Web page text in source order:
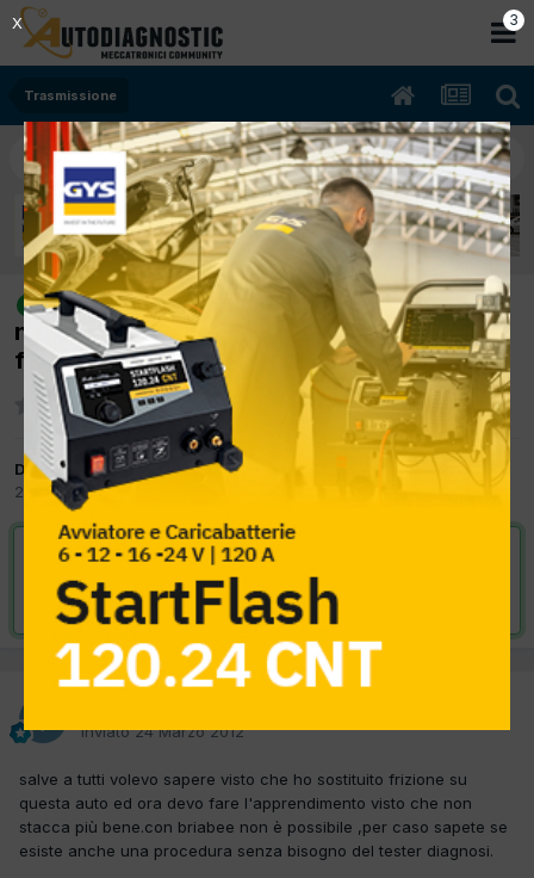
Trasmissione
risolto
[suzuki swift 07/2007 1300cc nn
nnKw Benzina] procedura apprendimento
frizione.cambio automatico.
Da tronconeroberto
24 Marzo 2012in
VAI ALLA SOLUZIONE
Risolta da tronconeroberto, 27 Marzo 2012
Inviato24 Marzo 2012
salve a tutti volevo sapere visto che ho sostituito frizione su
questa auto ed ora devo fare l'apprendimento visto che non
stacca più bene.con briabee non è possibile ,per caso sapete se
esiste anche una procedura senza bisogno del tester diagnosi.
2
X